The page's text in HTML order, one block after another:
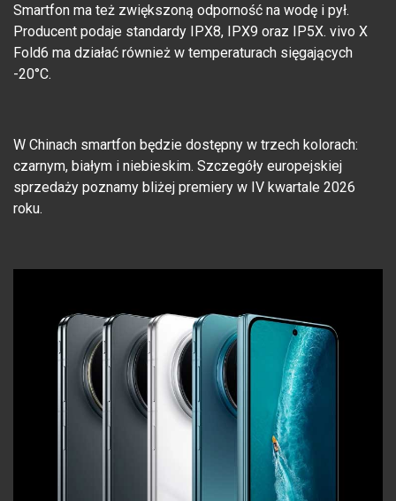
Smartfon ma też zwiększoną odporność na wodę i pył.
Producent podaje standardy IPX8, IPX9 oraz IP5X. vivo X
Fold6 ma działać również w temperaturach sięgających
-20°C.
W Chinach smartfon będzie dostępny w trzech kolorach:
czarnym, białym i niebieskim. Szczegóły europejskiej
sprzedaży poznamy bliżej premiery w IV kwartale 2026
roku.